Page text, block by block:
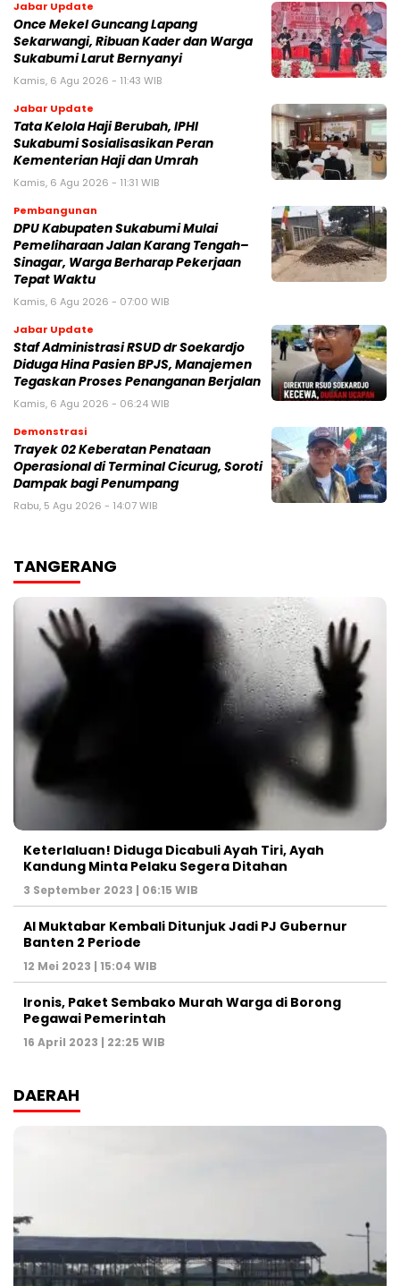
Jabar Update
Once Mekel Guncang Lapang
Sekarwangi, Ribuan Kader dan Warga
Sukabumi Larut Bernyanyi
Kamis, 6 Agu 2026 - 11:43 WIB
Jabar Update
Tata Kelola Haji Berubah, IPHI
Sukabumi Sosialisasikan Peran
Kementerian Haji dan Umrah
Kamis, 6 Agu 2026 - 11:31 WIB
Pembangunan
‎DPU Kabupaten Sukabumi Mulai
Pemeliharaan Jalan Karang Tengah–
Sinagar, Warga Berharap Pekerjaan
Tepat Waktu
Kamis, 6 Agu 2026 - 07:00 WIB
Jabar Update
Staf Administrasi RSUD dr Soekardjo
Diduga Hina Pasien BPJS, Manajemen
Tegaskan Proses Penanganan Berjalan
Kamis, 6 Agu 2026 - 06:24 WIB
Demonstrasi
‎Trayek 02 Keberatan Penataan
Operasional di Terminal Cicurug, Soroti
Dampak bagi Penumpang
Rabu, 5 Agu 2026 - 14:07 WIB
TANGERANG
Keterlaluan! Diduga Dicabuli Ayah Tiri, Ayah
Kandung Minta Pelaku Segera Ditahan
3 September 2023 | 06:15 WIB
Al Muktabar Kembali Ditunjuk Jadi PJ Gubernur
Banten 2 Periode
12 Mei 2023 | 15:04 WIB
Ironis, Paket Sembako Murah Warga di Borong
Pegawai Pemerintah
16 April 2023 | 22:25 WIB
DAERAH